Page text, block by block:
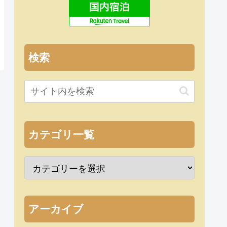
検索
カテゴリ一覧
アーカイブ